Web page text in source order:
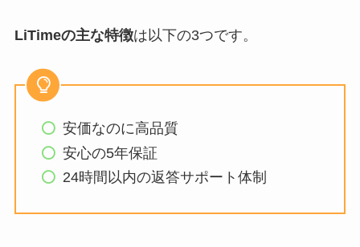
LiTimeの主な特徴は以下の3つです。
安価なのに高品質
安心の5年保証
24時間以内の返答サポート体制